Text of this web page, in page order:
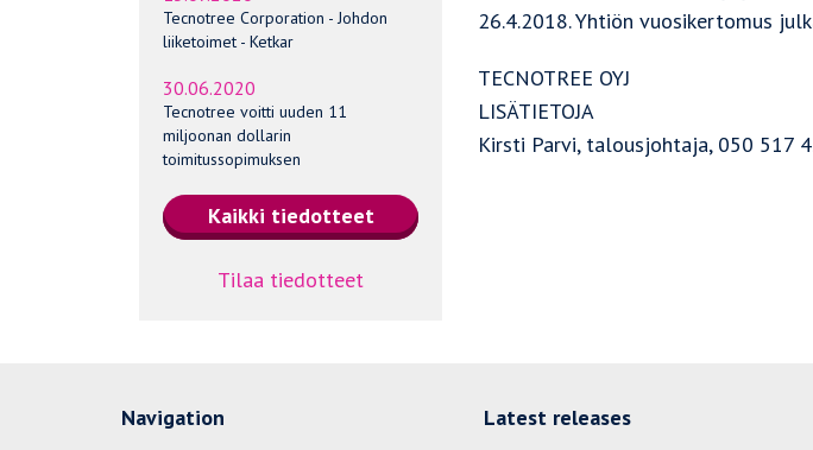
Tecnotree Corporation - Johdon
liiketoimet - Ketkar
30.06.2020
Tecnotree voitti uuden 11
miljoonan dollarin
toimitussopimuksen
Tilaa tiedotteet
26.4.2018. Yhtiön vuosikertomus
TECNOTREE OYJ
LISÄTIETOJA
Kirsti Parvi, talousjohtaja, 050 517
Navigation Latest releases